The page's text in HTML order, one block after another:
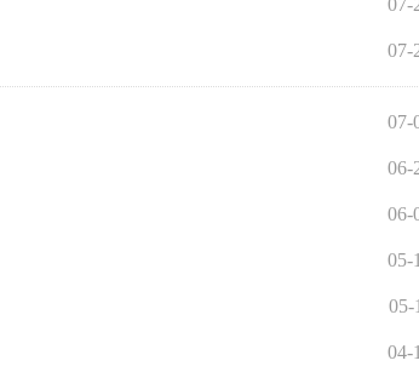
07-
07-
07-
06-
06-
05-
05-
04-